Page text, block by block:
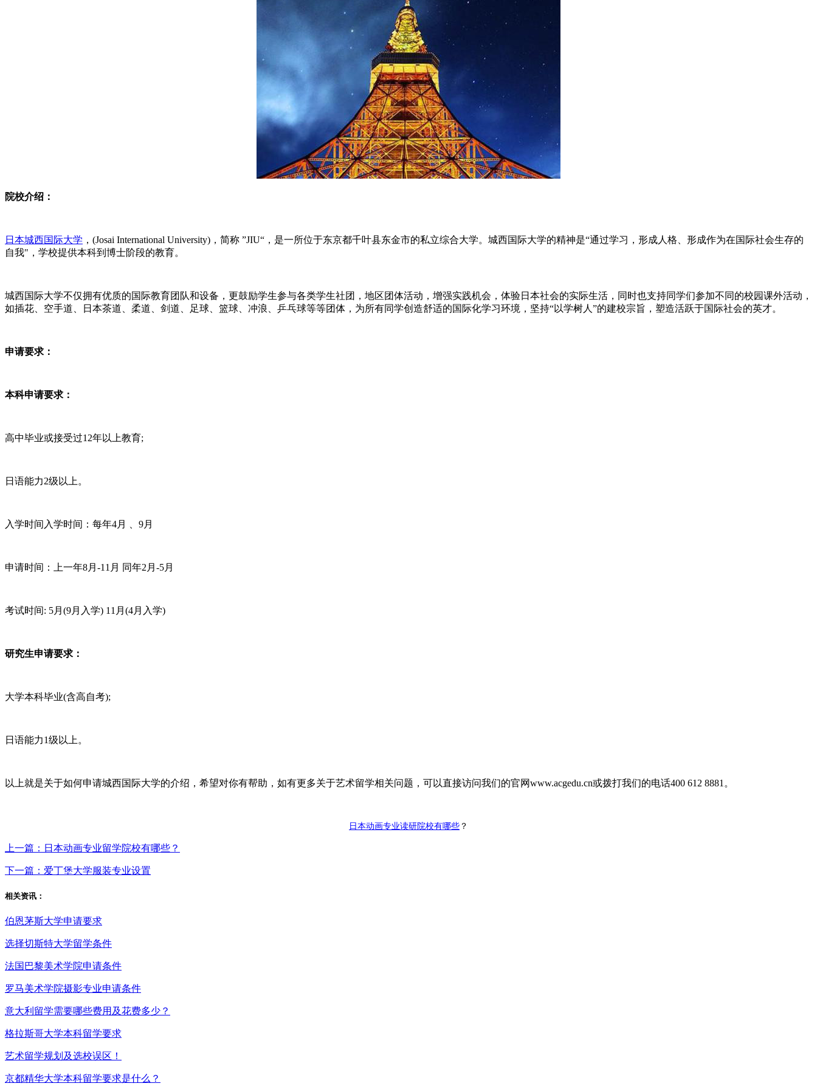
院校介绍：
日本城西国际大学 ，(Josai International University)，简称 ”JIU“，是一所位于东京都千叶县东金市的私立综合大学。城西国际大学的精神是“通过学习，形成人格、形成作为在国际社会生存的
自我"，学校提供本科到博士阶段的教育。
城西国际大学不仅拥有优质的国际教育团队和设备，更鼓励学生参与各类学生社团，地区团体活动，增强实践机会，体验日本社会的实际生活，同时也支持同学们参加不同的校园课外活动，
如插花、空手道、日本茶道、柔道、剑道、足球、篮球、冲浪、乒乓球等等团体，为所有同学创造舒适的国际化学习环境，坚持“以学树人”的建校宗旨，塑造活跃于国际社会的英才。
申请要求：
本科申请要求：
高中毕业或接受过12年以上教育;
日语能力2级以上。
入学时间入学时间：每年4月 、9月
申请时间：上一年8月-11月 同年2月-5月
考试时间: 5月(9月入学) 11月(4月入学)
研究生申请要求：
大学本科毕业(含高自考);
日语能力1级以上。
以上就是关于如何申请城西国际大学的介绍，希望对你有帮助，如有更多关于艺术留学相关问题，可以直接访问我们的官网www.acgedu.cn或拨打我们的电话400 612 8881。
日本动画专业读研院校有哪些 ？
上一篇：日本动画专业留学院校有哪些？
下一篇：爱丁堡大学服装专业设置
相关资讯：
伯恩茅斯大学申请要求
选择切斯特大学留学条件
法国巴黎美术学院申请条件
罗马美术学院摄影专业申请条件
意大利留学需要哪些费用及花费多少？
格拉斯哥大学本科留学要求
艺术留学规划及选校误区！
京都精华大学本科留学要求是什么？